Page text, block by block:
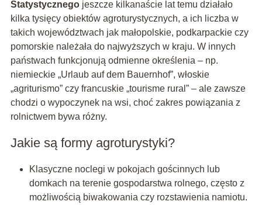
Statystycznegojeszcze kilkanaście lat temu działało
kilka tysięcy obiektów agroturystycznych, a ich liczba w
takich województwach jak małopolskie, podkarpackie czy
pomorskie należała do najwyższych w kraju. W innych
państwach funkcjonują odmienne określenia – np.
niemieckie „Urlaub auf dem Bauernhof”, włoskie
„agriturismo” czy francuskie „tourisme rural” – ale zawsze
chodzi o wypoczynek na wsi, choć zakres powiązania z
rolnictwem bywa różny.
Jakie są formy agroturystyki?
Klasyczne noclegi w pokojach gościnnych lub
domkach na terenie gospodarstwa rolnego, często z
możliwością biwakowania czy rozstawienia namiotu.